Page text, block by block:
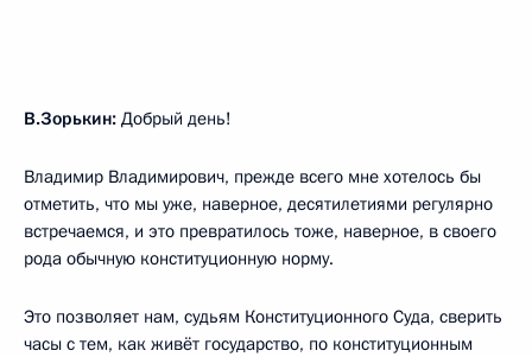
В.Зорькин: Добрый день!
Владимир Владимирович, прежде всего мне хотелось бы
отметить, что мы уже, наверное, десятилетиями регулярно
встречаемся, и это превратилось тоже, наверное, в своего
рода обычную конституционную норму.
Это позволяет нам, судьям Конституционного Суда, сверить
часы с тем, как живёт государство, по конституционным